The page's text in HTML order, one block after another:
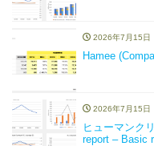
2026年7月15日
Hamee
2026年7月15日
ヒューマンク
report – Basic